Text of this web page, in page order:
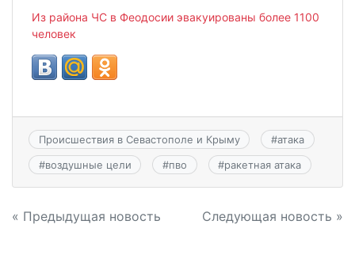
Из района ЧС в Феодосии эвакуированы более 1100
человек
Происшествия в Севастополе и Крыму #атака
#воздушные цели #пво #ракетная атака
Навигация
« Предыдущая новость Следующая новость »